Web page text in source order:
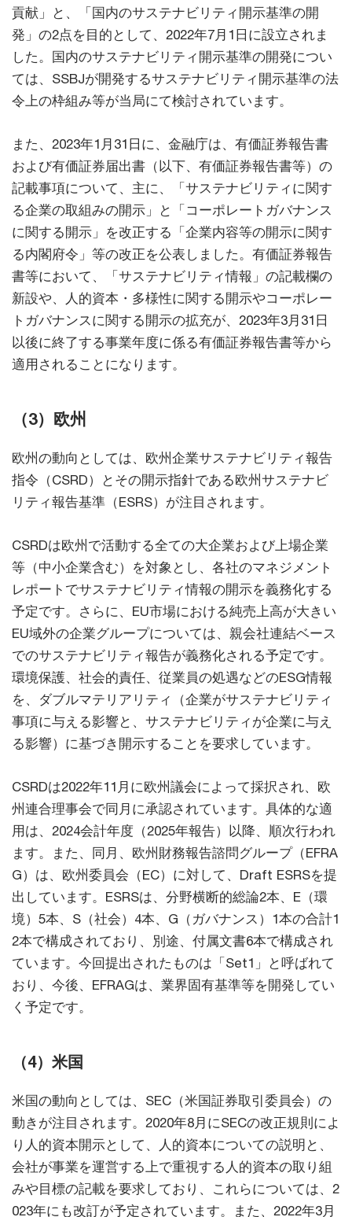
貢献」と、「国内のサステナビリティ開示基準の開
発」の2点を目的として、2022年7月1日に設立されま
した。国内のサステナビリティ開示基準の開発につい
ては、SSBJが開発するサステナビリティ開示基準の法
令上の枠組み等が当局にて検討されています。
また、2023年1月31日に、金融庁は、有価証券報告書
および有価証券届出書（以下、有価証券報告書等）の
記載事項について、主に、「サステナビリティに関す
る企業の取組みの開示」と「コーポレートガバナンス
に関する開示」を改正する「企業内容等の開示に関す
る内閣府令」等の改正を公表しました。有価証券報告
書等において、「サステナビリティ情報」の記載欄の
新設や、人的資本・多様性に関する開示やコーポレー
トガバナンスに関する開示の拡充が、2023年3月31日
以後に終了する事業年度に係る有価証券報告書等から
適用されることになります。
（3）欧州
欧州の動向としては、欧州企業サステナビリティ報告
指令（CSRD）とその開示指針である欧州サステナビ
リティ報告基準（ESRS）が注目されます。
CSRDは欧州で活動する全ての大企業および上場企業
等（中小企業含む）を対象とし、各社のマネジメント
レポートでサステナビリティ情報の開示を義務化する
予定です。さらに、EU市場における純売上高が大きい
EU域外の企業グループについては、親会社連結ベース
でのサステナビリティ報告が義務化される予定です。
環境保護、社会的責任、従業員の処遇などのESG情報
を、ダブルマテリアリティ（企業がサステナビリティ
事項に与える影響と、サステナビリティが企業に与え
る影響）に基づき開示することを要求しています。
CSRDは2022年11月に欧州議会によって採択され、欧
州連合理事会で同月に承認されています。具体的な適
用は、2024会計年度（2025年報告）以降、順次行われ
ます。また、同月、欧州財務報告諮問グループ（EFRA
G）は、欧州委員会（EC）に対して、Draft ESRSを提
出しています。ESRSは、分野横断的総論2本、E（環
境）5本、S（社会）4本、G（ガバナンス）1本の合計1
2本で構成されており、別途、付属文書6本で構成され
ています。今回提出されたものは「Set1」と呼ばれて
おり、今後、EFRAGは、業界固有基準等を開発してい
く予定です。
（4）米国
米国の動向としては、SEC（米国証券取引委員会）の
動きが注目されます。2020年8月にSECの改正規則によ
り人的資本開示として、人的資本についての説明と、
会社が事業を運営する上で重視する人的資本の取り組
みや目標の記載を要求しており、これらについては、2
023年にも改訂が予定されています。また、2022年3月